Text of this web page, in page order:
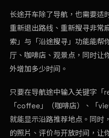
长途开车除了导航，也需要适
重新退出路线、重新搜寻非常
索」与「沿途搜寻」功能能帮
厅、咖啡店、观景点，同时让
外增加多少时间。
只要在导航途中输入关键字「
「coffee」（咖啡店）、「
就能显示沿路推荐地点。同时
的照片、评价与开放时间，让